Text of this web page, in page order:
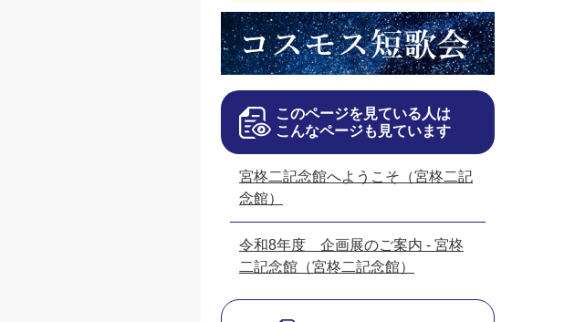
このページを見ている人は
こんなページも見ています
宮柊二記念館へようこそ（宮柊二記
念館）
令和8年度 企画展のご案内 - 宮柊
二記念館（宮柊二記念館）